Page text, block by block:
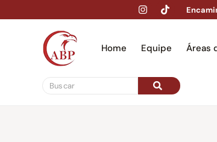
Home Equipe Áreas